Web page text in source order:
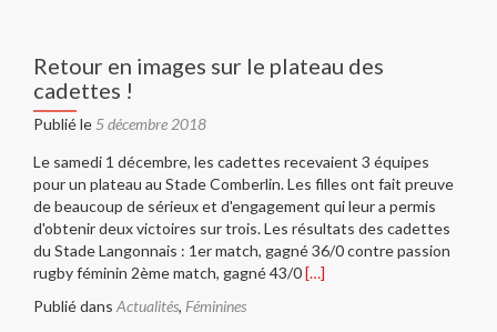
Retour en images sur le plateau des
cadettes !
Publié le 5 décembre 2018
Le samedi 1 décembre, les cadettes recevaient 3 équipes
pour un plateau au Stade Comberlin. Les filles ont fait preuve
de beaucoup de sérieux et d'engagement qui leur a permis
d'obtenir deux victoires sur trois. Les résultats des cadettes
du Stade Langonnais : 1er match, gagné 36/0 contre passion
rugby féminin 2ème match, gagné 43/0En
[…]
Publié dans Actualités, Féminines